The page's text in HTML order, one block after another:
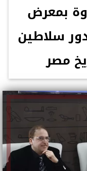
بمعرض
سلاطين
مصر